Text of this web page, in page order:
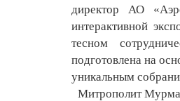
директор АО
интерактивной
тесном
подготовлена на
уникальным
Митрополит